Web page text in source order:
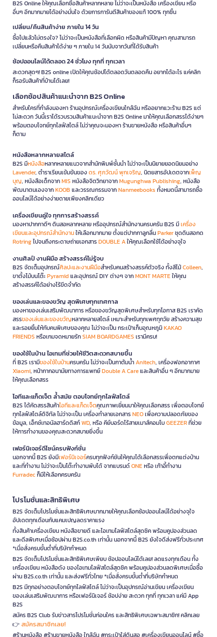
B2S Online ให้คุณเลือกซื้อสินค้าหลากหลาย ไม่ว่าจะเป็นหนังสือ เครื่องเขียน หรือ
อื่นๆ อีกมากมายได้อย่างมั่นใจ ด้วยการการันตีสินค้าของแท้ 100% ทุกชิ้น
เปลี่ยน/คืนสินค้าง่าย ภายใน 14 วัน
ซื้อไปแล้วไม่ตรงใจ? ไม่ว่าจะเป็นหนังสือที่เลือกผิด หรือสินค้ามีปัญหา คุณสามารถ
เปลี่ยนหรือคืนสินค้าได้ง่าย ๆ ภายใน 14 วันนับจากวันที่ได้รับสินค้า
ช้อปออนไลน์ได้ตลอด 24 ชั่วโมง ทุกที่ ทุกเวลา
สะดวกสุดๆ! B2S online เปิดให้คุณช้อปได้ตลอดวันตลอดคืน อยากได้อะไร แค่คลิก
ก็รอรับสินค้าที่บ้านได้เลย!
เลือกช้อปสินค้าแนะนำจาก B2S Online
สำหรับใครที่กำลังมองหา ร้านอุปกรณ์เครื่องเขียนใกล้ฉัน หรืออยากแวะร้าน B2S แต่
ไม่สะดวก วันนี้เราได้รวบรวมสินค้าแนะนำจาก B2S Online มาให้คุณเลือกสรรได้ง่ายๆ
พร้อมตอบโจทย์ทุกไลฟ์สไตล์ ไม่ว่าคุณจะมองหา ร้านขายหนังสือ หรือสินค้าอื่นๆ
ก็ตาม
หนังสือหลากหลายสไตล์
B2S มีหนังสือหลากหลายแนวจากสำนักพิมพ์ชั้นนำ ไม่ว่าจะเป็นนิยายยอดนิยมอย่าง
Lavender, ตำราเรียนเข้มข้นของดร. ศุภวัฒน์ พุกเจริญ, นิตยสารอัปเดตจากเพ็ญ
บุญ, หนังสือเด็กจากMIS หนังสือจิตวิทยาจากMugunghwa Publishing, หนังสือ
พัฒนาตนเองจากKOOB และวรรณกรรมจากNanmeebooks ทั้งหมดนี้สามารถซื้อ
ออนไลน์ได้อย่างง่ายดายเพียงคลิกเดียว
เครื่องเขียนคู่ใจ ทุกการสร้างสรรค์
มองหาปากกาดีๆ ดินสอหลากหลาย หรืออุปกรณ์สำนักงานครบครัน B2S มีเครื่อง
เขียนและอุปกรณ์สำนักงานให้เลือกมากมาย ตั้งแต่ปากกาลูกลื่นParkerชุดดินสอกด
Rotringไปจนถึงกระดาษถ่ายเอกสารDOUBLE Aให้คุณเลือกใช้ได้อย่างจุใจ
งานศิลป์ งานฝีมือ สร้างสรรค์ไม่รู้จบ
B2S จัดเต็มอุปกรณ์ศิลปะและงานฝีมือสำหรับคนสร้างสรรค์ตัวจริง ทั้งสีไม้Colleen,
ขาตั้งไม้บนโต๊ะPyramidและอุปกรณ์ DIY ต่างๆ จากMONT MARTEให้คุณ
สร้างสรรค์ได้อย่างไร้ขีดจำกัด
ของเล่นและของขวัญ สุดพิเศษทุกเทศกาล
มองหาของเล่นเสริมพัฒนาการ หรือของขวัญสุดพิเศษสำหรับทุกโอกาส B2S เราคัด
สรรของเล่นและของขวัญหลากหลายสไตล์ เหมาะสำหรับทุกเพศทุกวัย สร้างความสุข
และรอยยิ้มให้กับคนพิเศษของคุณ ไม่ว่าจะเป็น กระเป๋าเก็บอุณหภูมิKAKAO
FRIENDS หรือเกมจดหมายรักSIAM BOARDGAMES เรามีครบ!
ของใช้ในบ้าน ไอเทมที่ช่วยให้ชีวิตสะดวกสบายขึ้น
ที่ B2S เรามีของใช้ในบ้านครบครัน ไม่ว่าจะเป็นกาต้มน้ำAnitech, เครื่องฟอกอากาศ
Xiaomi, หน้ากากอนามัยทางการแพทย์Double A Careและสินค้าอื่น ๆ อีกมากมาย
ให้คุณเลือกสรร
ไอทีและแก็ดเจ็ต ล้ำสมัย ตอบโจทย์ทุกไลฟ์สไตล์
B2S ได้คัดสรรสินค้าไอทีและแก็ดเจ็ตคุณภาพเยี่ยมมาให้คุณเลือกสรร เพื่อตอบโจทย์
ทุกไลฟ์สไตล์ดิจิทัล ไม่ว่าจะเป็น เครื่องทำลายเอกสารNEOเพื่อความปลอดภัยของ
ข้อมูล, เอ็กซ์เทอนัลฮาร์ดดิสก์WD, หรือ คีย์บอร์ดไร้สายเมาส์คอมโบGEEZERที่ช่วย
ให้การทำงานของคุณสะดวกสบายยิ่งขึ้น
เฟอร์นิเจอร์ดีไซน์ครบฟังก์ชั่น
นอกจากนี้ B2S ยังมีเฟอร์นิเจอร์ครบทุกฟังก์ชันให้คุณได้เลือกสรรเพื่อตกแต่งบ้าน
และที่ทำงาน ไม่ว่าจะเป็นโต๊ะทำงานพับได้ จากแบรนด์ONEหรือ เก้าอี้ทำงาน
Furradecก็มีให้เลือกครบครัน
โปรโมชั่นและสิทธิพิเศษ
B2S จัดเต็มโปรโมชั่นและสิทธิพิเศษมากมายให้คุณเลือกช้อปออนไลน์ได้อย่างจุใจ
อัปเดตทุกเดือนกับแคมเปญลดราคาแรง
ทั้งสินค้าเครื่องเขียน หนังสือขายดี และไอเทมไลฟ์สไตล์สุดชิค พร้อมคูปองส่วนลด
และดีลพิเศษเมื่อช้อปผ่าน B2S.co.th เท่านั้น นอกจากนี้ B2S ยังใจดีส่งฟรีทั่วประเทศ
*เมื่อสั่งครบขั้นต่ำที่บริษัทกำหนด
B2S จัดเต็มโปรโมชั่นและสิทธิพิเศษเพียบ ช้อปออนไลน์ได้เลย! ลดแรงทุกเดือน ทั้ง
เครื่องเขียน หนังสือดัง ของไอเทมไลฟ์สไตล์สุดชิค พร้อมคูปองส่วนลดพิเศษเมื่อซื้อ
ผ่าน B2S.co.th เท่านั้น และส่งฟรีทั่วไทย *เมื่อสั่งครบขั้นต่ำที่บริษัทกำหนด
B2S มีทุกอย่างตอบโจทย์ทุกไลฟ์สไตล์ ไม่ว่าจะเป็นอุปกรณ์อ่านเขียน เครื่องเขียน
ของเล่นเสริมพัฒนาการ หรือเฟอร์นิเจอร์ ช้อปง่าย สะดวก ทุกที่ ทุกเวลา แค่มี App
B2S
สมัคร B2S Club รับข่าวสารโปรโมชั่นก่อนใคร และสิทธิพิเศษเฉพาะสมาชิก! คลิกเลย
👉 สมัครสมาชิกเลย!
#ร้านหนังสือ #ร้านขายหนังสือ ใกล้ฉัน #กระเป๋าใส่ดินสอ #เครื่องเขียนออนไลน์ #ซื้อ